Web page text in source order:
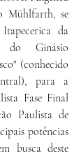
Mühlfarth, se
da
do Ginásio
(conhecido
, para a
Fase Final
Paulista de
potências
busca deste